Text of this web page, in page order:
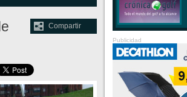
Compartir
Publicidad